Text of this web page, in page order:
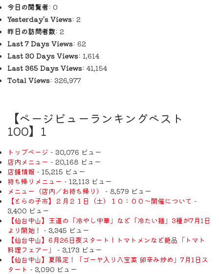
今日の閲覧者: 0
Yesterday's Views: 2
昨日の訪問者数: 2
Last 7 Days Views: 62
Last 30 Days Views: 1,614
Last 365 Days Views: 41,154
Total Views: 326,977
【ページビューランキングベスト
100】1
トップページ - 30,076 ビュー
店内メニュー - 20,168 ビュー
店舗情報 - 15,215 ビュー
持ち帰りメニュー - 12,113 ビュー
メニュー（店内／お持ち帰り）
- 8,579 ビュー
【とらの子市】２月２１日（土）１０：００～開催について -
3,400 ビュー
【仙台中山】王道の「冷やし中華」など「冷たい麺」3種が7月1日
より開始！ - 3,345 ビュー
【仙台中山】6月26日夜スタート！トマトメンなど絶品「トマト
料理フェアー」
- 3,173 ビュー
【仙台中山】夏限定！「ゴーヤ入り八宝菜 卵辛み炒め」7月1日ス
タート - 3,090 ビュー